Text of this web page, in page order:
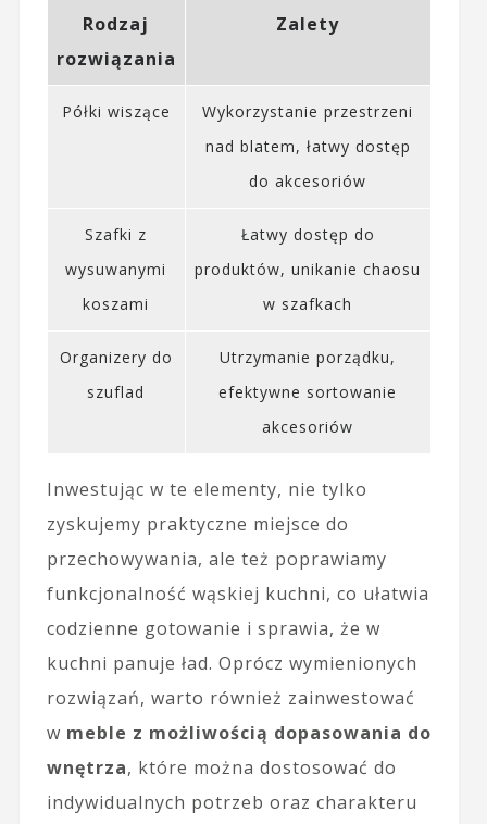
Rodzaj
rozwiązania
Zalety
Półki wiszące
Wykorzystanie przestrzeni
nad blatem, łatwy dostęp
do akcesoriów
Szafki z
wysuwanymi
koszami
Łatwy dostęp do
produktów, unikanie chaosu
w szafkach
Organizery do
szuflad
Utrzymanie porządku,
efektywne sortowanie
akcesoriów
Inwestując w te elementy, nie tylko
zyskujemy praktyczne miejsce do
przechowywania, ale też poprawiamy
funkcjonalność wąskiej kuchni, co ułatwia
codzienne gotowanie i sprawia, że w
kuchni panuje ład. Oprócz wymienionych
rozwiązań, warto również zainwestować
w meble z możliwością dopasowania do
wnętrza, które można dostosować do
indywidualnych potrzeb oraz charakteru